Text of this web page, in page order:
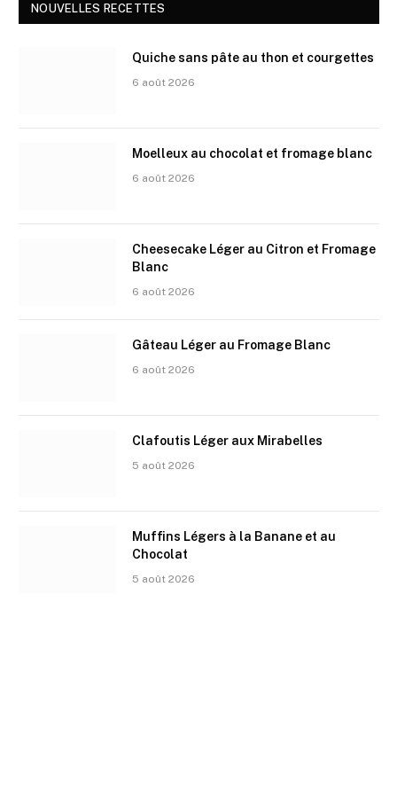
NOUVELLES RECETTES
Quiche sans pâte au thon et courgettes
6 août 2026
Moelleux au chocolat et fromage blanc
6 août 2026
Cheesecake Léger au Citron et Fromage
Blanc
6 août 2026
Gâteau Léger au Fromage Blanc
6 août 2026
Clafoutis Léger aux Mirabelles
5 août 2026
Muffins Légers à la Banane et au
Chocolat
5 août 2026